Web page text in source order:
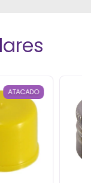
ATACADO